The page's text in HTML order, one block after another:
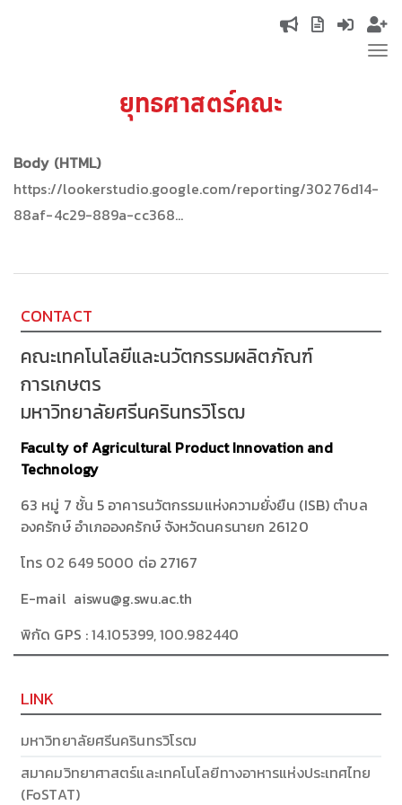
navigation
ยุทธศาสตร์คณะ
Body (HTML)
https://lookerstudio.google.com/reporting/30276d14-
88af-4c29-889a-cc368…
CONTACT
คณะเทคโนโลยีและนวัตกรรมผลิตภัณฑ์
การเกษตร
มหาวิทยาลัยศรีนครินทรวิโรฒ
Faculty of Agricultural Product Innovation and
Technology
63 หมู่ 7 ชั้น 5 อาคารนวัตกรรมแห่งความยั่งยืน (ISB) ตำบล
องครักษ์ อำเภอองครักษ์ จังหวัดนครนายก 26120
โทร 02 649 5000 ต่อ 27167
E-mail aiswu@g.swu.ac.th
พิกัด GPS :14.105399, 100.982440
LINK
มหาวิทยาลัยศรีนครินทรวิโรฒ
สมาคมวิทยาศาสตร์และเทคโนโลยีทางอาหารแห่งประเทศไทย
(FoSTAT)